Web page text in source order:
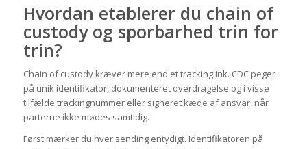
Hvordan etablerer du chain of
custody og sporbarhed trin for
trin?
Chain of custody kræver mere end et trackinglink. CDC peger
på unik identifikator, dokumenteret overdragelse og i visse
tilfælde trackingnummer eller signeret kæde af ansvar, når
parterne ikke mødes samtidig.
Først mærker du hver sending entydigt. Identifikatoren på